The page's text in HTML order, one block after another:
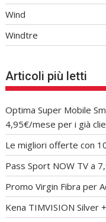
Wind
Windtre
Articoli più letti
Optima Super Mobile
4,95€/mese per i già
Le migliori offerte con
Pass Sport NOW TV a
Promo Virgin Fibra per
Kena TIMVISION Silver